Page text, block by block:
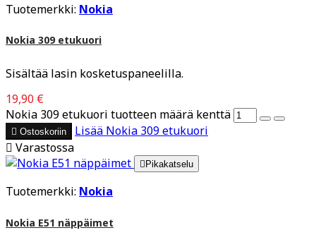
Tuotemerkki: Nokia
Nokia 309 etukuori
Sisältää lasin kosketuspaneelilla.
19,90 €
Nokia 309 etukuori tuotteen määrä kenttä
 Ostoskoriin Lisää Nokia 309 etukuori
 Varastossa
 Pikakatselu
Tuotemerkki: Nokia
Nokia E51 näppäimet